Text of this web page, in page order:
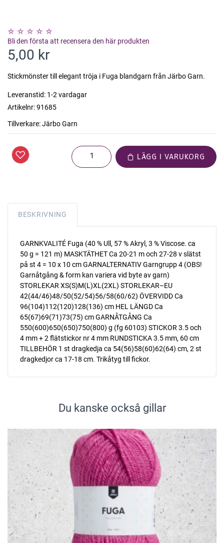
Bli den första att recensera den här produkten
5,00 kr
Stickmönster till elegant tröja i Fuga blandgarn från Järbo Garn.
Leveranstid: 1-2 vardagar
Artikelnr:91685
Tillverkare:Järbo Garn
LÄGG I VARUKORG
BESKRIVNING
GARNKVALITÉ Fuga (40 % Ull, 57 % Akryl, 3 % Viscose. ca
50 g = 121 m) MASKTÄTHET Ca 20-21 m och 27-28 v slätst
på st 4 = 10 x 10 cm GARNALTERNATIV Garngrupp 4 (OBS!
Garnåtgång & form kan variera vid byte av garn)
STORLEKAR XS(S)M(L)XL(2XL) STORLEKAR–EU
42(44/46)48/50(52/54)56/58(60/62) ÖVERVIDD Ca
96(104)112(120)128(136) cm HEL LÄNGD Ca
65(67)69(71)73(75) cm GARNÅTGÅNG Ca
550(600)650(650)750(800) g (fg 60103) STICKOR 3.5 och
4 mm + 2 flätstickor nr 4 mm RUNDSTICKA 3.5 mm, 60 cm
TILLBEHÖR 1 st dragkedja ca 54(56)58(60)62(64) cm, 2 st
dragkedjor ca 17-18 cm. Trikåtyg till fickor.
Du kanske också gillar